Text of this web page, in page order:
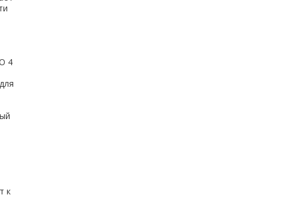
4
к